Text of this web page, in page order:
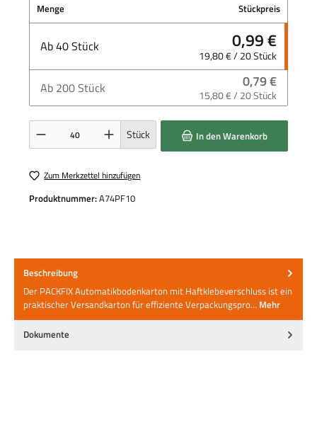
Menge Stückpreis
Ab40Stück 0,99 €
19,80 € / 20 Stück
Ab 200Stück 0,79 €
15,80 € / 20 Stück
Produkt Anzahl: Gib den gewünschten Wert ein oder benutze die Schaltflächen um
Stück In den Warenkorb
Zum Merkzettel hinzufügen
Produktnummer:A74PF10
Beschreibung
Der PACKFIX Automatikbodenkarton mit Haftklebeverschluss ist ein
praktischer Versandkarton für effiziente Verpackungspro… Mehr
Dokumente